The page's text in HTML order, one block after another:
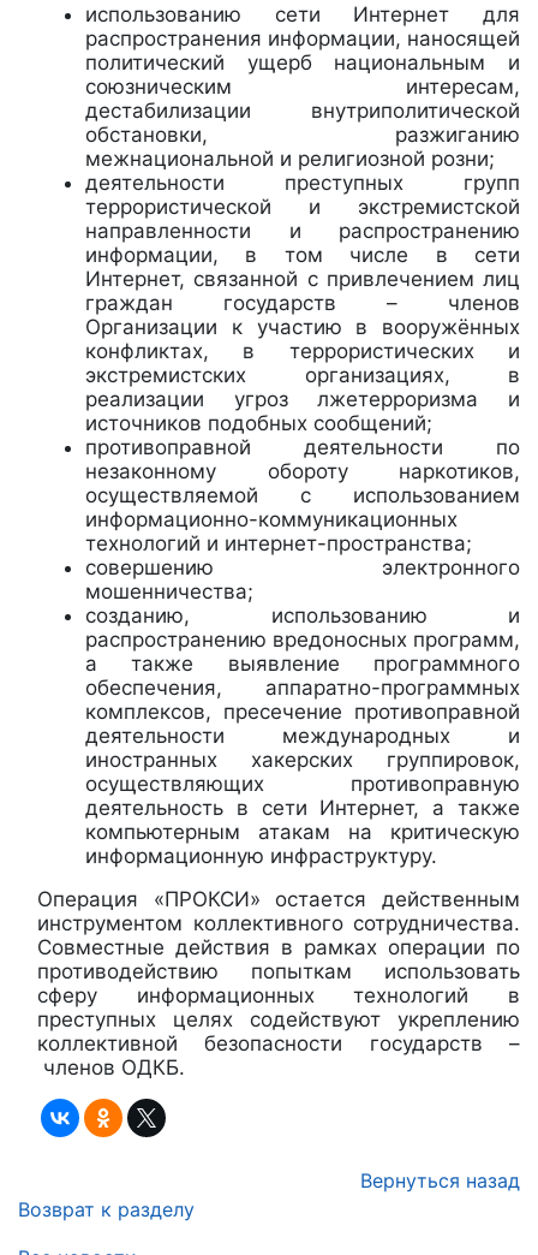
использованию сети Интернет для
распространения информации, наносящей
политический ущерб национальным и
союзническим интересам,
дестабилизации внутриполитической
обстановки, разжиганию
межнациональной и религиозной розни;
деятельности преступных групп
террористической и экстремистской
направленности и распространению
информации, в том числе в сети
Интернет, связанной с привлечением лиц
граждан государств – членов
Организации к участию в вооружённых
конфликтах, в террористических и
экстремистских организациях, в
реализации угроз лжетерроризма и
источников подобных сообщений;
противоправной деятельности по
незаконному обороту наркотиков,
осуществляемой с использованием
информационно-коммуника­ционных
технологий и интернет-пространства;
совершению электронного
мошенничества;
созданию, использованию и
распространению вредоносных программ,
а также выявление программного
обеспечения, аппаратно-программных
комплексов, пресечение противоправной
деятельности международных и
иностранных хакерских группировок,
осуществляющих противоправную
деятельность в сети Интернет, а также
компьютерным атакам на критическую
информационную инфраструктуру.
Операция «ПРОКСИ» остается действенным
инструментом коллективного сотрудничества.
Совместные действия в рамках операции по
противодействию попыткам использовать
сферу информационных технологий в
преступных целях содействуют укреплению
коллективной безопасности государств –
членов ОДКБ.
Вернуться назад
Возврат к разделу